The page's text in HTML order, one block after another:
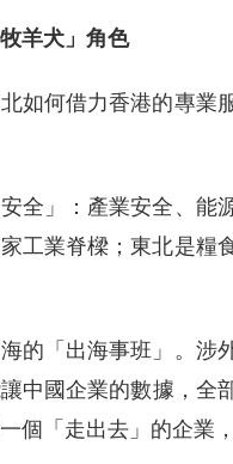
羊犬」角色
如何借力香港的專業
全」：產業安全、
工業脊樑；東北是糧
的「出海事班」。
中國企業的數據，全
個「走出去」的企業